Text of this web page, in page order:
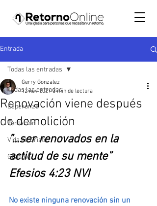
Entrada
Todas las entradas
Esperanza
Tentación
Vida en Cristo
Gratitud
Todas las entradas
Renovación viene después
de demolición
Gerry Gonzalez
12 nov 2021 3 min de lectura
”...ser renovados en la
actitud de su mente”
Efesios 4:23 NVI
No existe ninguna renovación sin un